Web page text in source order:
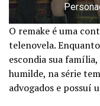
O remake é uma
telenovela.
escondia sua
humilde, na série
advogados e possuí